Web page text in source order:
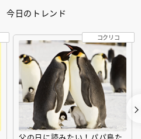
今日のトレンド
コクリコ